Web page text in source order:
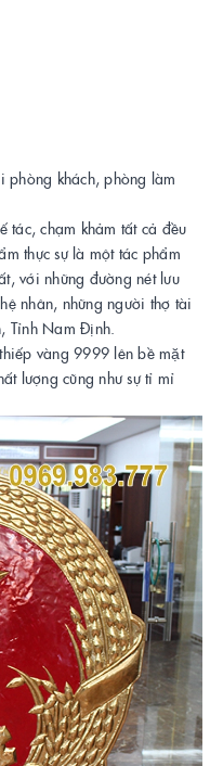
phòng khách, phòng làm
tác, chạm khảm tất cả đều
thực sự là một tác phẩm
với những đường nét lưu
nhân, những người thợ tài
Tỉnh Nam Định.
vàng 9999 lên bề mặt
lượng cũng như sự tỉ mỉ